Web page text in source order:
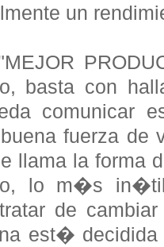
un
basta con
comunicar
fuerza de
llama la forma
lo m�s
de
est�